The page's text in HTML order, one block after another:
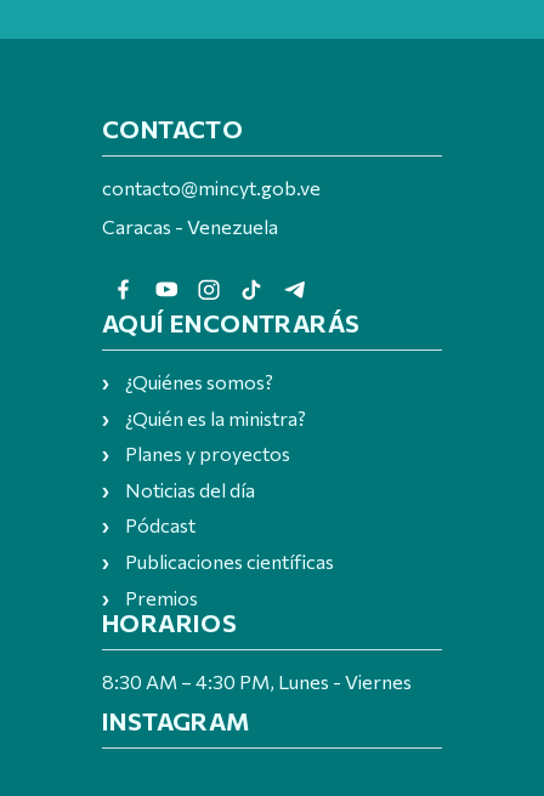
CONTACTO
contacto@mincyt.gob.ve
Caracas - Venezuela
AQUÍ ENCONTRARÁS
¿Quiénes somos?
¿Quién es la ministra?
Planes y proyectos
Noticias del día
Pódcast
Publicaciones científicas
Premios
HORARIOS
8:30 AM – 4:30 PM, Lunes - Viernes
INSTAGRAM